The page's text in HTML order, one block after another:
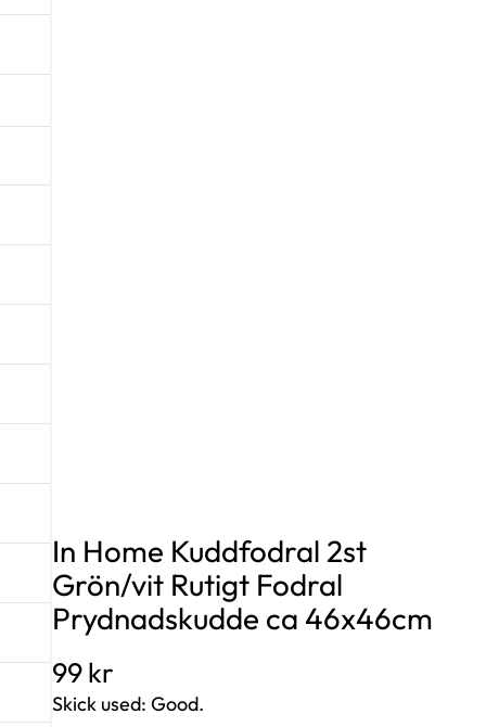
In Home Kuddfodral 2st
Grön/vit Rutigt Fodral
Prydnadskudde ca 46x46cm
99kr
Skick used: Good.